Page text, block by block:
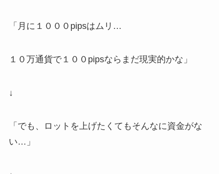
「月に１０００pipsはムリ…
１０万通貨で１００pipsならまだ現実的かな」
↓
「でも、ロットを上げたくてもそんなに資金がな
い…」